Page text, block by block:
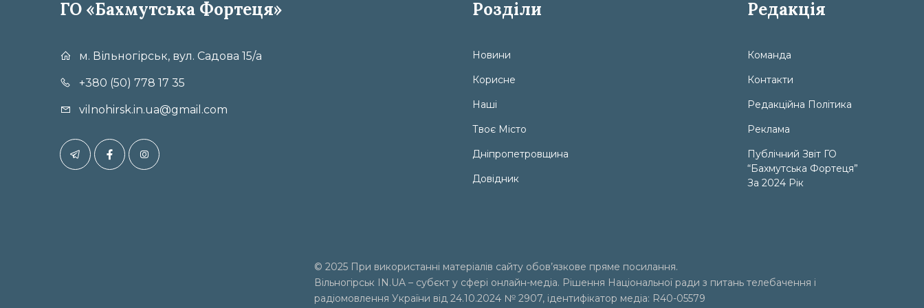
ГО «Бахмутська Фортеця»
м. Вільногірськ, вул. Садова 15/а
+380 (50) 778 17 35
vilnohirsk.in.ua@gmail.com
Розділи
Новини
Корисне
Наші
Твоє Місто
Дніпропетровщина
Довідник
Редакція
Команда
Контакти
Редакційна Політика
Реклама
Публічний Звіт ГО
“Бахмутська Фортеця”
За 2024 Рік
© 2025 При використанні матеріалів сайту обов’язкове пряме посилання.
Вільногірськ IN.UA – субєкт у сфері онлайн-медіа. Рішення Національної ради з питань телебачення і
радіомовлення України від 24.10.2024 № 2907, ідентифікатор медіа: R40-05579